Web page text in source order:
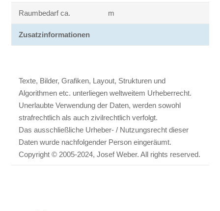
Raumbedarf ca. m
Zusatzinformationen
Texte, Bilder, Grafiken, Layout, Strukturen und
Algorithmen etc. unterliegen weltweitem Urheberrecht.
Unerlaubte Verwendung der Daten, werden sowohl
strafrechtlich als auch zivilrechtlich verfolgt.
Das ausschließliche Urheber- / Nutzungsrecht dieser
Daten wurde nachfolgender Person eingeräumt.
Copyright © 2005-2024, Josef Weber. All rights reserved.